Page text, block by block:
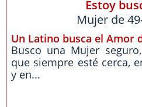
Estoy
Mujer de
Un Latino busca el Amor
Busco una Mujer
que siempre esté cerca,
y en...